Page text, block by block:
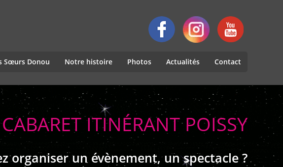
Sœurs Donou Notre histoire Photos Actualités Contact
ITINÉRANT POISSY
organiser un évènement, un spectacle ?